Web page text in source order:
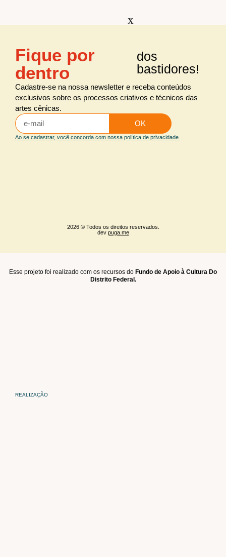
X
Audiovisual
Cenografia
Figurino
Iluminação
Iluminação arquitetural
Maquiagem e caracterização
artistas
2026 © Todos os direitos reservados.
dev puga.me
dos
bastidores!
Fique por
dentro
Cadastre-se na nossa newsletter e receba conteúdos
exclusivos sobre os processos criativos e técnicos das
artes cênicas.
OK
Ao se cadastrar, você concorda com nossa política de privacidade.
Esse projeto foi realizado com os recursos do Fundo de Apoio à Cultura Do
Distrito Federal.
REALIZAÇÃO